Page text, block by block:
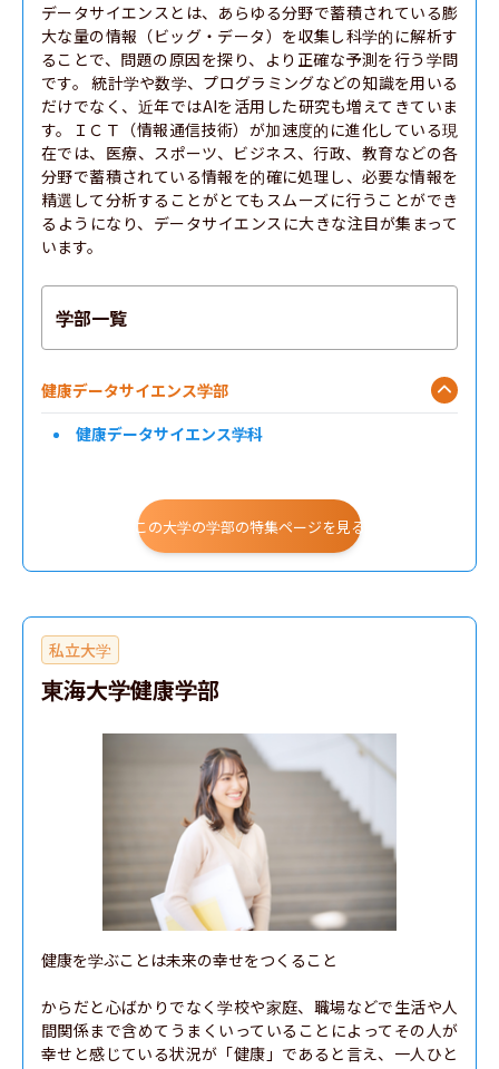
データサイエンスとは、あらゆる分野で蓄積されている膨
大な量の情報（ビッグ・データ）を収集し科学的に解析す
ることで、問題の原因を探り、より正確な予測を行う学問
です。 統計学や数学、プログラミングなどの知識を用いる
だけでなく、近年ではAIを活用した研究も増えてきていま
す。ＩＣＴ（情報通信技術）が加速度的に進化している現
在では、医療、スポーツ、ビジネス、行政、教育などの各
分野で蓄積されている情報を的確に処理し、必要な情報を
精選して分析することがとてもスムーズに行うことができ
るようになり、データサイエンスに大きな注目が集まって
います。
学部一覧
健康データサイエンス学部
健康データサイエンス学科
この大学の学部の特集ページを見る
私立大学
東海大学健康学部
健康を学ぶことは未来の幸せをつくること
からだと心ばかりでなく学校や家庭、職場などで生活や人
間関係まで含めてうまくいっていることによってその人が
幸せと感じている状況が「健康」であると言え、一人ひと